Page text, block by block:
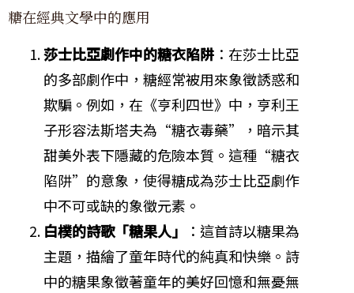
糖在經典文學中的應用
莎士比亞劇作中的糖衣陷阱 ：在莎士比亞
的多部劇作中，糖經常被用來象徵誘惑和
欺騙。例如，在《亨利四世》中，亨利王
子形容法斯塔夫為“糖衣毒藥”，暗示其
甜美外表下隱藏的危險本質。這種“糖衣
陷阱”的意象，使得糖成為莎士比亞劇作
中不可或缺的象徵元素。
白樸的詩歌「糖果人」
：這首詩以糖果為
主題，描繪了童年時代的純真和快樂。詩
中的糖果象徵著童年的美好回憶和無憂無